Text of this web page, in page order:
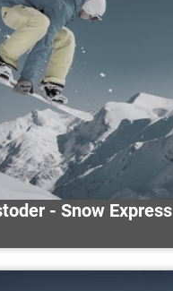
- Snow Express